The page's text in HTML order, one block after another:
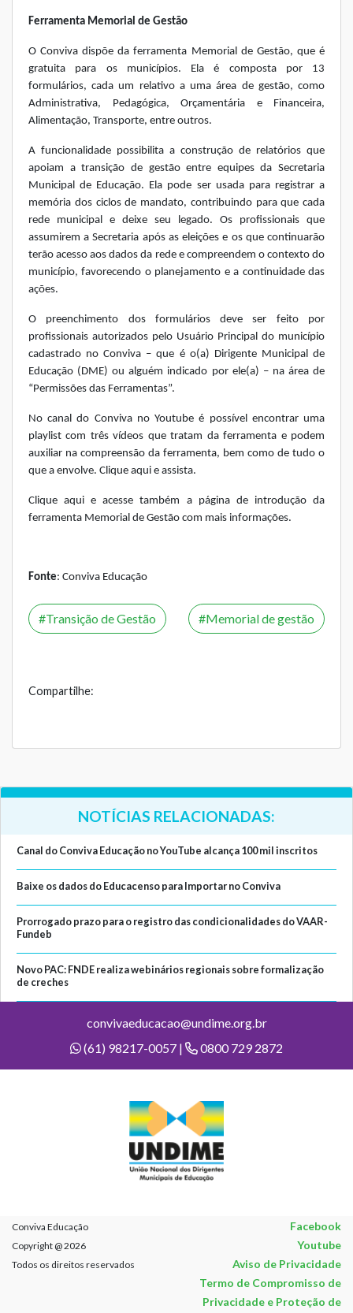
Ferramenta Memorial de Gestão
O Conviva dispõe da ferramenta Memorial de Gestão, que é
gratuita para os municípios. Ela é composta por 13
formulários, cada um relativo a uma área de gestão, como
Administrativa, Pedagógica, Orçamentária e Financeira,
Alimentação, Transporte, entre outros.
A funcionalidade possibilita a construção de relatórios que
apoiam a transição de gestão entre equipes da Secretaria
Municipal de Educação. Ela pode ser usada para registrar a
memória dos ciclos de mandato, contribuindo para que cada
rede municipal e deixe seu legado. Os profissionais que
assumirem a Secretaria após as eleições e os que continuarão
terão acesso aos dados da rede e compreendem o contexto do
município, favorecendo o planejamento e a continuidade das
ações.
O preenchimento dos formulários deve ser feito por
profissionais autorizados pelo Usuário Principal do município
cadastrado no Conviva – que é o(a) Dirigente Municipal de
Educação (DME) ou alguém indicado por ele(a) – na área de
“Permissões das Ferramentas”.
No canal do Conviva no Youtube é possível encontrar uma
playlist com três vídeos que tratam da ferramenta e podem
auxiliar na compreensão da ferramenta, bem como de tudo o
que a envolve. Clique aqui e assista.
Clique aqui e acesse também a página de introdução da
ferramenta Memorial de Gestão com mais informações.
Fonte: Conviva Educação
Transição de Gestão Memorial de gestão
Compartilhe:
NOTÍCIAS RELACIONADAS:
Canal do Conviva Educação no YouTube alcança 100 mil inscritos
Baixe os dados do Educacenso para Importar no Conviva
Prorrogado prazo para o registro das condicionalidades do VAAR-
Fundeb
Novo PAC: FNDE realiza webinários regionais sobre formalização
de creches
convivaeducacao@undime.org.br
(61) 98217-0057 |
0800 729 2872
Conviva Educação Facebook
Copyright @ 2026 Youtube
Todos os direitos reservados
Aviso de Privacidade
Termo de Compromisso de
Privacidade e Proteção de